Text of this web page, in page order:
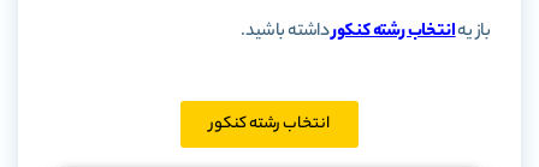
باز یهانتخاب رشته کنکورداشته باشید.
انتخاب رشته کنکور